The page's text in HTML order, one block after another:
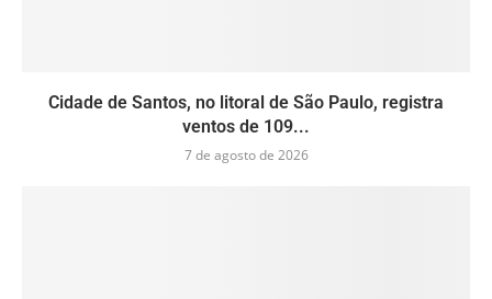
Cidade de Santos, no litoral de São Paulo, registra
ventos de 109...
7 de agosto de 2026